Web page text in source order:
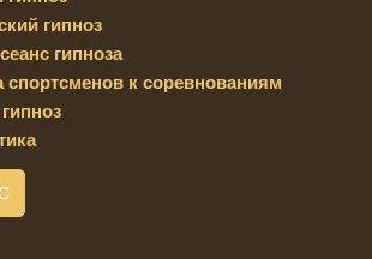
гипноз
гипноза
спортсменов к соревнованиям